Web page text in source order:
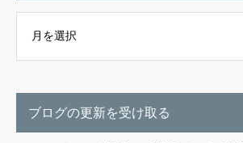
ブログの更新を受け取る